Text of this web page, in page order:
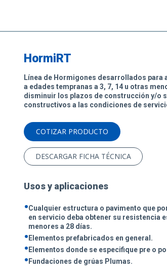
HormiRT
Línea de Hormigones desarrollados
a edades tempranas a 3, 7, 14 u otras
disminuir los plazos de construcción y/o
constructivos a las condiciones de
COTIZAR PRODUCTO
DESCARGAR FICHA TÉCNICA
Usos y aplicaciones
•Cualquier estructura o pavimento que
en servicio deba obtener su resistencia
menores a 28 días.
• Elementos prefabricados en general.
• Elementos donde se especifique pre o
• Fundaciones de grúas Plumas.